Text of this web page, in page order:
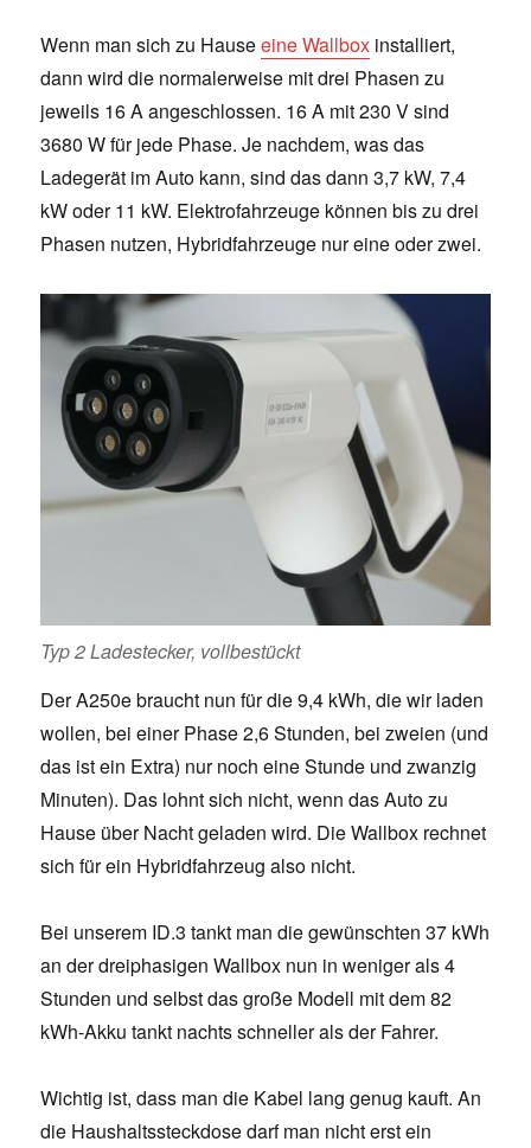
Wenn man sich zu Hauseeine Wallbox installiert,
dann wird die normalerweise mit drei Phasen zu
jeweils 16 A angeschlossen. 16 A mit 230 V sind
3680 W für jede Phase. Je nachdem, was das
Ladegerät im Auto kann, sind das dann 3,7 kW, 7,4
kW oder 11 kW. Elektrofahrzeuge können bis zu drei
Phasen nutzen, Hybridfahrzeuge nur eine oder zwei.
Typ 2 Ladestecker, vollbestückt
Der A250e braucht nun für die 9,4 kWh, die wir laden
wollen, bei einer Phase 2,6 Stunden, bei zweien (und
das ist ein Extra) nur noch eine Stunde und zwanzig
Minuten). Das lohnt sich nicht, wenn das Auto zu
Hause über Nacht geladen wird. Die Wallbox rechnet
sich für ein Hybridfahrzeug also nicht.
Bei unserem ID.3 tankt man die gewünschten 37 kWh
an der dreiphasigen Wallbox nun in weniger als 4
Stunden und selbst das große Modell mit dem 82
kWh-Akku tankt nachts schneller als der Fahrer.
Wichtig ist, dass man die Kabel lang genug kauft. An
die Haushaltssteckdose darf man nicht erst ein